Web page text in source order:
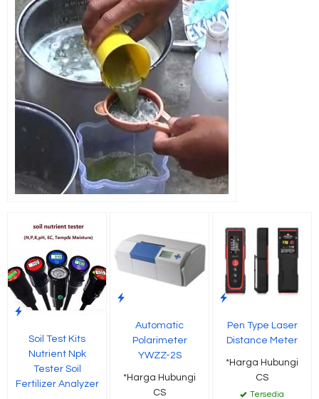
Soil Test Kits
Nutrient Npk
Tester Soil
Fertilizer Analyzer
Automatic
Polarimeter
YWZZ-2S
*Harga Hubungi
CS
Pen Type Laser
Distance Meter
*Harga Hubungi
CS
Tersedia